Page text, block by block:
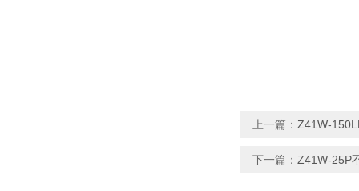
上一篇： Z41W-
下一篇： Z41W-25P